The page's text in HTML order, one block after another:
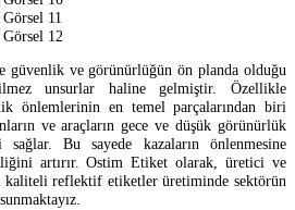
güvenlik ve görünürlüğün ön planda olduğu
unsurlar haline gelmiştir. Özellikle
önlemlerinin en temel parçalarından biri
ve araçların gece ve düşük görünürlük
Bu sayede kazaların önlenmesine
artırır. Ostim Etiket olarak, üretici ve
reflektif etiketler üretiminde sektörün